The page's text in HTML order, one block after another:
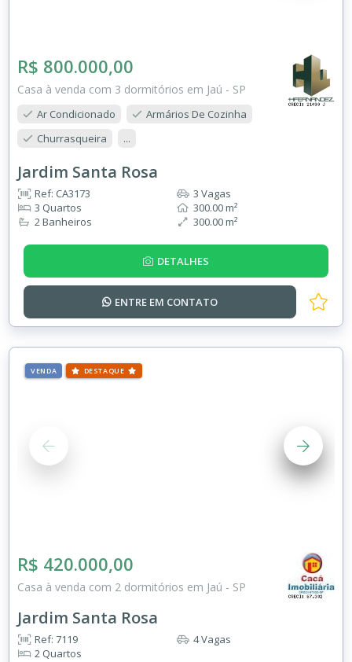
R$ 800.000,00
Casa à venda com 3 dormitórios em Jaú - SP
Ar Condicionado
Armários De Cozinha
Churrasqueira
...
Jardim Santa Rosa
Ref: CA3173
3 Quartos
2 Banheiros
3 Vagas
300.00 m²
300.00 m²
DETALHES
ENTRE EM CONTATO
VENDA DESTAQUE
R$ 420.000,00
Casa à venda com 2 dormitórios em Jaú - SP
Jardim Santa Rosa
Ref: 7119
2 Quartos
4 Vagas